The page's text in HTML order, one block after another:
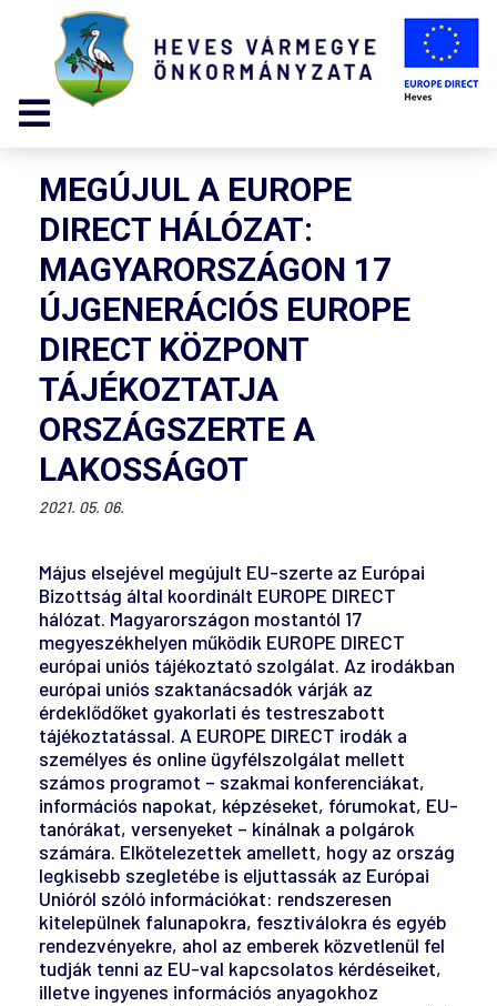
MEGÚJUL A EUROPE
DIRECT HÁLÓZAT:
MAGYARORSZÁGON 17
ÚJGENERÁCIÓS EUROPE
DIRECT KÖZPONT
TÁJÉKOZTATJA
ORSZÁGSZERTE A
LAKOSSÁGOT
2021. 05. 06.
Május elsejével megújult EU-szerte az Európai
Bizottság által koordinált EUROPE DIRECT
hálózat. Magyarországon mostantól 17
megyeszékhelyen működik EUROPE DIRECT
európai uniós tájékoztató szolgálat. Az irodákban
európai uniós szaktanácsadók várják az
érdeklődőket gyakorlati és testreszabott
tájékoztatással. A EUROPE DIRECT irodák a
személyes és online ügyfélszolgálat mellett
számos programot – szakmai konferenciákat,
információs napokat, képzéseket, fórumokat, EU-
tanórákat, versenyeket – kínálnak a polgárok
számára. Elkötelezettek amellett, hogy az ország
legkisebb szegletébe is eljuttassák az Európai
Unióról szóló információkat: rendszeresen
kitelepülnek falunapokra, fesztiválokra és egyéb
rendezvényekre, ahol az emberek közvetlenül fel
tudják tenni az EU-val kapcsolatos kérdéseiket,
illetve ingyenes információs anyagokhoz